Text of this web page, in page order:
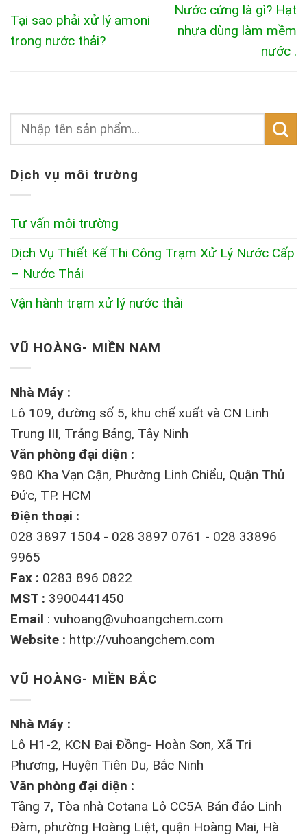
Tại sao phải xử lý amoni
trong nước thải?
Nước cứng là gì? Hạt
nhựa dùng làm mềm
nước .
Dịch vụ môi trường
Tư vấn môi trường
Dịch Vụ Thiết Kế Thi Công Trạm Xử Lý Nước Cấp
– Nước Thải
Vận hành trạm xử lý nước thải
VŨ HOÀNG- MIỀN NAM
Nhà Máy :
Lô 109, đường số 5, khu chế xuất và CN Linh
Trung III, Trảng Bảng, Tây Ninh
Văn phòng đại diện :
980 Kha Vạn Cận, Phường Linh Chiểu, Quận Thủ
Đức, TP. HCM
Điện thoại :
028 3897 1504 - 028 3897 0761 - 028 33896
9965
Fax : 0283 896 0822
MST : 3900441450
Email : vuhoang@vuhoangchem.com
Website : http://vuhoangchem.com
VŨ HOÀNG- MIỀN BẮC
Nhà Máy :
Lô H1-2, KCN Đại Đồng- Hoàn Sơn, Xã Tri
Phương, Huyện Tiên Du, Bắc Ninh
Văn phòng đại diện :
Tầng 7, Tòa nhà Cotana Lô CC5A Bán đảo Linh
Đàm, phường Hoàng Liệt, quận Hoàng Mai, Hà